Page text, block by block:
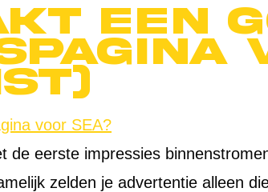
een
de eerste impressies
zelden je advertentie alleen